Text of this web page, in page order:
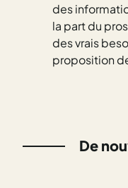
des
la part du
des vrais
proposition
De